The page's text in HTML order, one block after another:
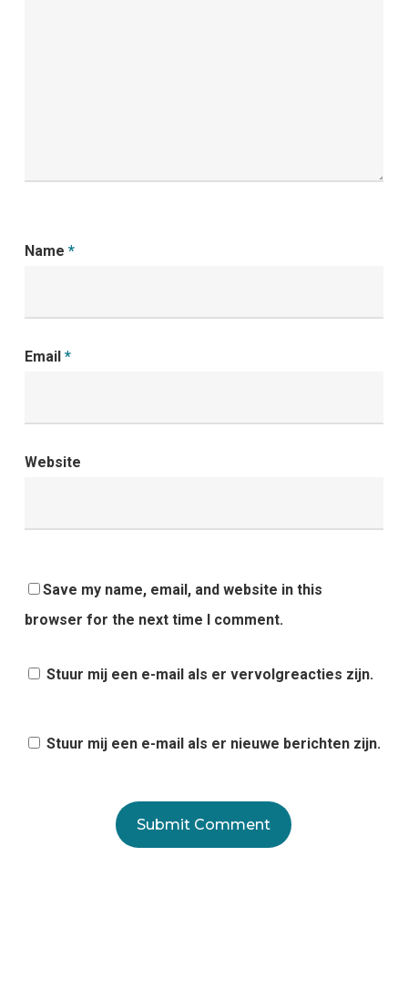
Name *
Email *
Website
Save my name, email, and website in this
browser for the next time I comment.
Stuur mij een e-mail als er vervolgreacties zijn.
Stuur mij een e-mail als er nieuwe berichten zijn.